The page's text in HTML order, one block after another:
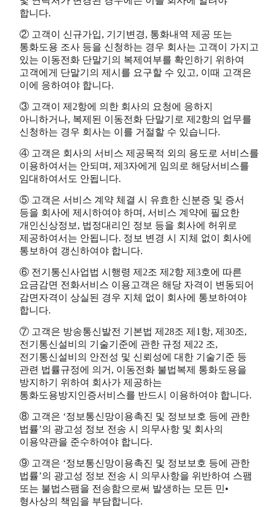
합니다.
② 고객이 신규가입, 기기변경, 통화내역 제공 또는
통화도용 조사 등을 신청하는 경우 회사는 고객이 가지고
있는 이동전화 단말기의 복제여부를 확인하기 위하여
고객에게 단말기의 제시를 요구할 수 있고, 이때 고객은
이에 응하여야 합니다.
③ 고객이 제2항에 의한 회사의 요청에 응하지
아니하거나, 복제된 이동전화 단말기로 제2항의 업무를
신청하는 경우 회사는 이를 거절할 수 있습니다.
④ 고객은 회사의 서비스 제공목적 외의 용도로 서비스를
이용하여서는 안되며, 제3자에게 임의로 해당서비스를
임대하여서도 안됩니다.
⑤ 고객은 서비스 계약 체결 시 유효한 신분증 및 증서
등을 회사에 제시하여야 하며, 서비스 계약에 필요한
개인신상정보, 법정대리인 정보 등을 회사에 허위로
제공하여서는 안됩니다. 정보 변경 시 지체 없이 회사에
통보하여 갱신하여야 합니다.
⑥ 전기통신사업법 시행령 제2조 제2항 제3호에 따른
요금감면 전화서비스 이용고객은 해당 자격이 변동되어
감면자격이 상실된 경우 지체 없이 회사에 통보하여야
합니다.
⑦ 고객은 방송통신발전 기본법 제28조 제1항, 제30조,
전기통신설비의 기술기준에 관한 규정 제22 조,
전기통신설비의 안전성 및 신뢰성에 대한 기술기준 등
관련 법률규정에 의거, 이동전화 불법복제 통화도용을
방지하기 위하여 회사가 제공하는
통화도용방지인증서비스를 반드시 이용하여야 합니다.
⑧ 고객은 ‘정보통신망이용촉진 및 정보보호 등에 관한
법률’의 광고성 정보 전송 시 의무사항 및 회사의
이용약관을 준수하여야 합니다.
⑨ 고객은 ‘정보통신망이용촉진 및 정보보호 등에 관한
법률’의 광고성 정보 전송 시 의무사항을 위반하여 스팸
또는 불법스팸을 전송함으로써 발생하는 모든 민•
형사상의 책임을 부담합니다.